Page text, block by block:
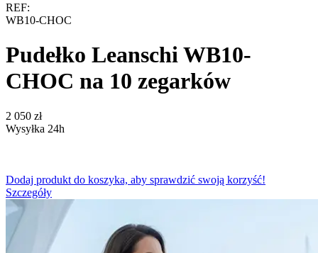
REF:
WB10-CHOC
Pudełko Leanschi WB10-
CHOC na 10 zegarków
‍2 050‍ zł
Wysyłka 24h
Dodaj produkt do koszyka, aby sprawdzić swoją korzyść!
Szczegóły